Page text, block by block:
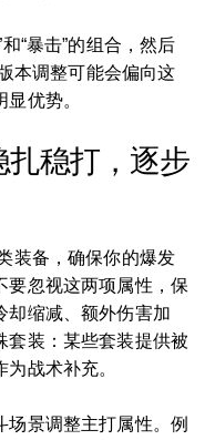
“暴击”的组合，然后
本调整可能会偏向这
优势。
扎稳打，逐步
装备，确保你的爆发
要忽视这两项属性，保
却缩减、额外伤害加
套装：某些套装提供被
战术补充。
场景调整主打属性。例